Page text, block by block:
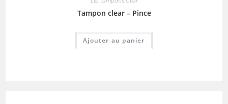
Tampon clear – Pince
Ajouter au panier